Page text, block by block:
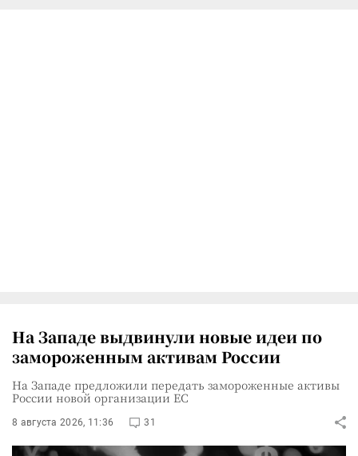
На Западе выдвинули новые идеи по
замороженным активам России
На Западе предложили передать замороженные активы
России новой организации ЕС
8 августа 2026, 11:36 31